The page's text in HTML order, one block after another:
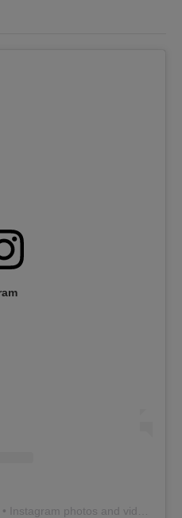
• Instagram photos and videos